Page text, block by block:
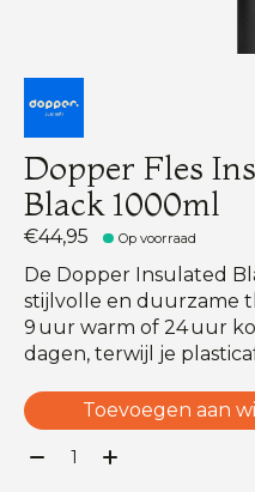
Dopper Fles
Black 1000ml
€44,95 Op voorraad
De Dopper Insulated
stijlvolle en duurzame
9 uur warm of 24 uur
dagen, terwijl je
Toevoegen aan
Aantal: